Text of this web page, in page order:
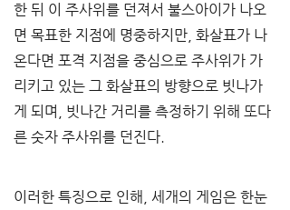
한 뒤 이 주사위를 던져서 불스아이가 나오
면 목표한 지점에 명중하지만 화살표가 나
온다면 포격 지점을 중심으로 주사위가 가
리키고 있는 그 화살표의 방향으로 빗나가
게 되며
빗나간 거리를 측정하기 위해 또다
른 숫자 주사위를 던진다.
이러한 특징으로 인해 세개의 게임은 한눈